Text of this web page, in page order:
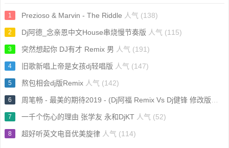
1 Prezioso & Marvin - The Riddle 人气 (138)
2 Dj阿德_念亲恩中文House串烧慢节奏版 人气 (115)
3 突然想起你 DJ有才 Remix 男 人气 (191)
4 旧歌新唱上帝是女孩dj轻唱版 人气 (147)
5 熬包相会dj版Remix 人气 (142)
6 周笔畅 - 最美的期待2019 - (Dj阿福 Remix Vs Dj健锋 修改版）
7 一千个伤心的理由 张学友 永和DjKT 人气 (52)
8 超好听英文电音优美旋律 人气 (114)